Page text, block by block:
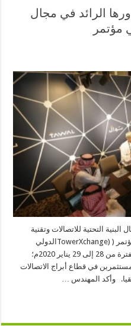
الرائد في مجال
مؤتمر
(TowerXchange)
التحتية للاتصالات وتقنية
المعلومات على مستوى المملكة، في مؤتمر ( (TowerXchangeالدولي
السابع الذي عقد في مدينة دبي خلال الفترة من 28 إلى 29 يناير 2020م؛
في قطاع أبراج الاتصالات
وأكد المهندس …